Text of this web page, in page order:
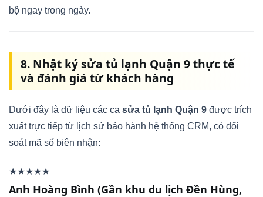
bộ ngay trong ngày.
8. Nhật ký sửa tủ lạnh Quận 9 thực tế
và đánh giá từ khách hàng
Dưới đây là dữ liệu các ca sửa tủ lạnh Quận 9 được trích
xuất trực tiếp từ lịch sử bảo hành hệ thống CRM, có đối
soát mã số biên nhận:
★★★★★
Anh Hoàng Bình (Gần khu du lịch Đền Hùng,